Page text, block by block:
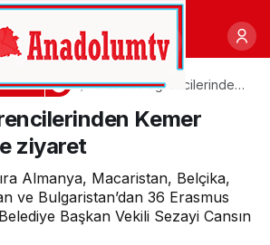
Erasmus öğrencilerinden
ziyaret Kemer
ziyaret
Almanya, Macaristan, Belçika,
ve Bulgaristan’dan 36 Erasmus
Başkan Vekili Sezayi Cansın
Paylaş